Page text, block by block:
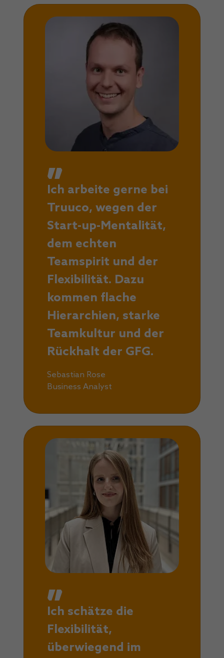
Ich arbeite gerne bei
Truuco, wegen der
Start-up-Mentalität,
dem echten
Teamspirit und der
Flexibilität. Dazu
kommen flache
Hierarchien, starke
Teamkultur und der
Rückhalt der GFG.
Sebastian Rose
Business Analyst
Ich schätze die
Flexibilität,
überwiegend im